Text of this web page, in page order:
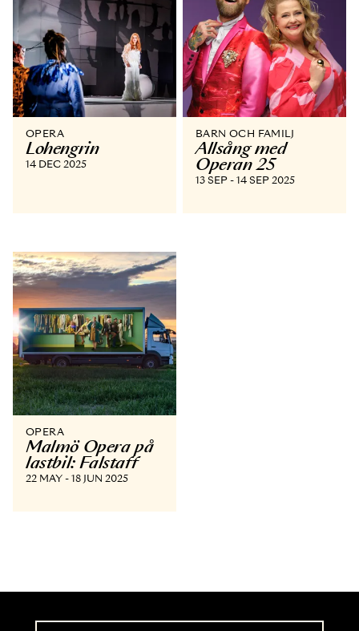
OPERA
Lohengrin
14 DEC 2025
BARN OCH FAMILJ
Allsång med
Operan 25
13 SEP - 14 SEP 2025
OPERA
Malmö Opera på
lastbil: Falstaff
22 MAY - 18 JUN 2025